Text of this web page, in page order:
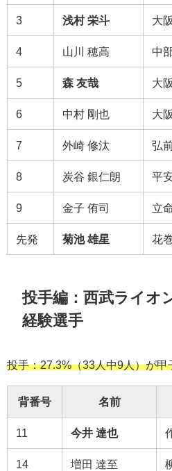
3 浅村 栄斗 大
4 山川 穂高 中
5 森 友哉 大
6 中村 剛也 大
7 外崎 修汰 弘
8 炭谷 銀仁朗 平
9 金子 侑司 立
先発 菊池 雄星 花
投手編：西武ライオ
経験選手
投手：27.3%（33人中9人）が甲
背番号 名前
11 今井 達也
14 増田 達至